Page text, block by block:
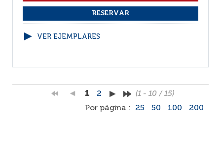
VER EJEMPLARES
1 2
(1 - 10 / 15)
Por página :
25 50 100 200